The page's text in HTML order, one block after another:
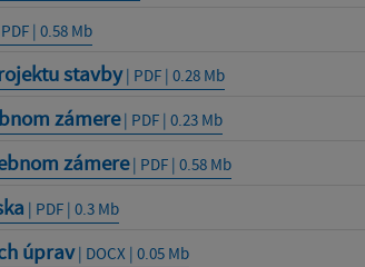
| 0.58 Mb
stavby| PDF | 0.28 Mb
zámere| PDF | 0.23 Mb
zámere| PDF | 0.58 Mb
| PDF | 0.3 Mb
úprav| DOCX | 0.05 Mb